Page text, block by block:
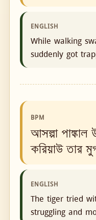
ENGLISH
While walking
suddenly got
BPM
আসল্পা
করিয়াউ তার
ENGLISH
The tiger tried
struggling and